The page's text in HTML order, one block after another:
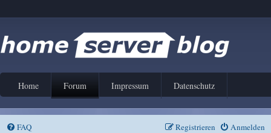
Home Forum Impressum Datenschutz
FAQ Anmelden
Registrieren